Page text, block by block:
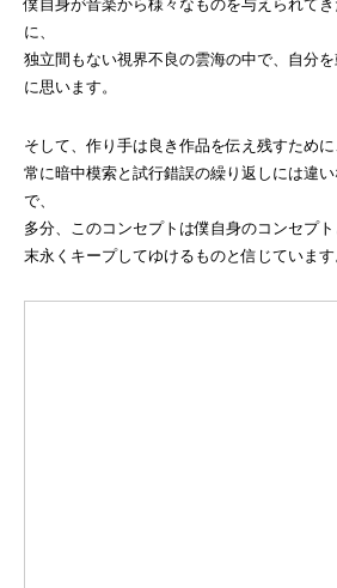
僕自身が音楽から様々なものを与えられて
に、
独立間もない視界不良の雲海の中で、自分
に思います。
そして、作り手は良き作品を伝え残すために
常に暗中模索と試行錯誤の繰り返しには違
で、
多分、このコンセプトは僕自身のコンセプト
末永くキープしてゆけるものと信じています